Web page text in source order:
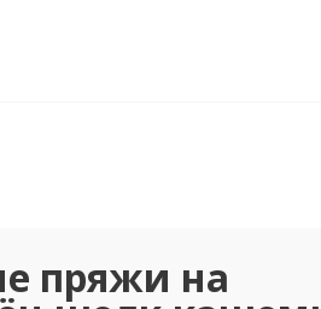
пряжи на